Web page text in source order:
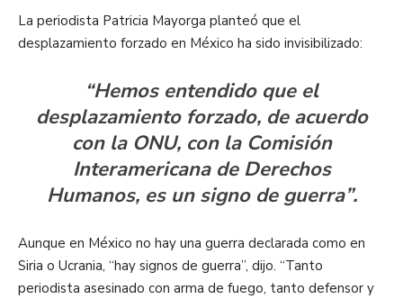
La periodista Patricia Mayorga planteó que el
desplazamiento forzado en México ha sido invisibilizado:
“Hemos entendido que el
desplazamiento forzado, de acuerdo
con la ONU, con la Comisión
Interamericana de Derechos
Humanos, es un signo de guerra”.
Aunque en México no hay una guerra declarada como en
Siria o Ucrania, “hay signos de guerra”, dijo. “Tanto
periodista asesinado con arma de fuego, tanto defensor y